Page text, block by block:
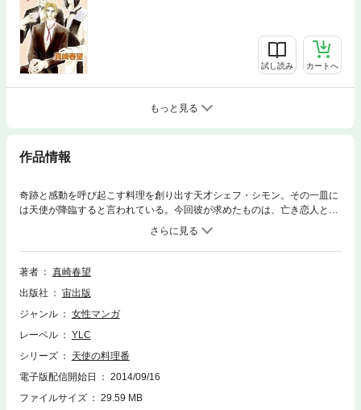
試し読み カートへ
もっと見る
作品情報
奇跡と感動を呼び起こす料理を創り出す天才シェフ・シモン。その一皿に
は天使が降臨すると言われている。今回彼が求めたものは、亡き恋人と食
べたパリのパンの味で！？究極の癒しコミック第４巻！！
著者
真崎春望
出版社
宙出版
ジャンル
女性マンガ
レーベル
YLC
シリーズ
天使の料理番
電子版配信開始日
2014/09/16
ファイルサイズ
29.59 MB